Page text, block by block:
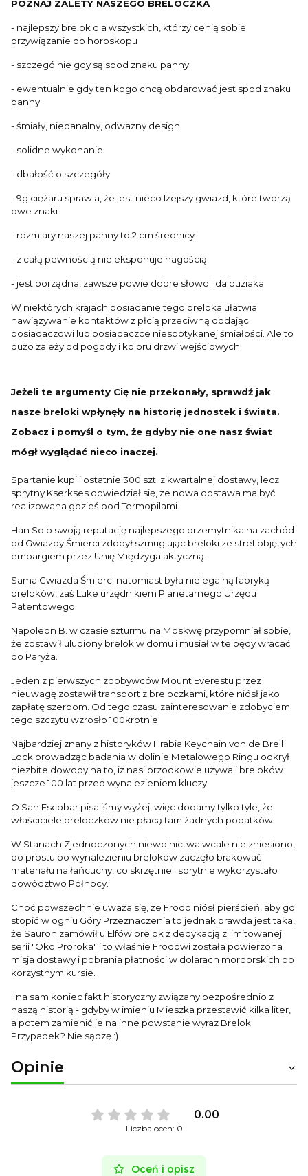
POZNAJ ZALETY NASZEGO BRELOCZKA
- najlepszy brelok dla wszystkich, którzy cenią sobie
przywiązanie do horoskopu
- szczególnie gdy są spod znaku panny
- ewentualnie gdy ten kogo chcą obdarować jest spod znaku
panny
- śmiały, niebanalny, odważny design
- solidne wykonanie
- dbałość o szczegóły
- 9g ciężaru sprawia, że jest nieco lżejszy gwiazd, które tworzą
owe znaki
- rozmiary naszej panny to 2 cm średnicy
- z całą pewnością nie eksponuje nagością
- jest porządna, zawsze powie dobre słowo i da buziaka
W niektórych krajach posiadanie tego breloka ułatwia
nawiązywanie kontaktów z płcią przeciwną dodając
posiadaczowi lub posiadaczce niespotykanej śmiałości. Ale to
dużo zależy od pogody i koloru drzwi wejściowych.
Jeżeli te argumenty Cię nie przekonały, sprawdź jak
nasze breloki wpłynęły na historię jednostek i świata.
Zobacz i pomyśl o tym, że gdyby nie one nasz świat
mógł wyglądać nieco inaczej.
Spartanie kupili ostatnie 300 szt. z kwartalnej dostawy, lecz
sprytny Kserkses dowiedział się, że nowa dostawa ma być
realizowana gdzieś pod Termopilami.
Han Solo swoją reputację najlepszego przemytnika na zachód
od Gwiazdy Śmierci zdobył szmuglując breloki ze stref objętych
embargiem przez Unię Międzygalaktyczną.
Sama Gwiazda Śmierci natomiast była nielegalną fabryką
breloków, zaś Luke urzędnikiem Planetarnego Urzędu
Patentowego.
Napoleon B. w czasie szturmu na Moskwę przypomniał sobie,
że zostawił ulubiony brelok w domu i musiał w te pędy wracać
do Paryża.
Jeden z pierwszych zdobywców Mount Everestu przez
nieuwagę zostawił transport z breloczkami, które niósł jako
zapłatę szerpom. Od tego czasu zainteresowanie zdobyciem
tego szczytu wzrosło 100krotnie.
Najbardziej znany z historyków Hrabia Keychain von de Brell
Lock prowadząc badania w dolinie Metalowego Ringu odkrył
niezbite dowody na to, iż nasi przodkowie używali breloków
jeszcze 100 lat przed wynalezieniem kluczy.
O San Escobar pisaliśmy wyżej, więc dodamy tylko tyle, że
właściciele breloczków nie płacą tam żadnych podatków.
W Stanach Zjednoczonych niewolnictwa wcale nie zniesiono,
po prostu po wynalezieniu breloków zaczęło brakować
materiału na łańcuchy, co skrzętnie i sprytnie wykorzystało
dowództwo Północy.
Choć powszechnie uważa się, że Frodo niósł pierścień, aby go
stopić w ogniu Góry Przeznaczenia to jednak prawda jest taka,
że Sauron zamówił u Elfów brelok z dedykacją z limitowanej
serii "Oko Proroka" i to właśnie Frodowi została powierzona
misja dostawy i pobrania płatności w dolarach mordorskich po
korzystnym kursie.
I na sam koniec fakt historyczny związany bezpośrednio z
naszą historią - gdyby w imieniu Mieszka przestawić kilka liter,
a potem zamienić je na inne powstanie wyraz Brelok.
Przypadek? Nie sądzę :)
Opinie
0.00
Liczba ocen: 0
Oceń i opisz